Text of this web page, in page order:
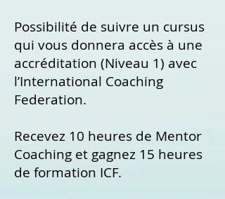
Possibilité de suivre un cursus
qui vous donnera accès à une
accréditation (Niveau 1) avec
l’International Coaching
Federation.
Recevez 10 heures de Mentor
Coaching et gagnez 15 heures
de formation ICF.